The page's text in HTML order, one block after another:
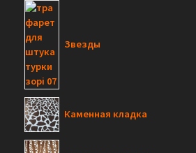
Звезды
Каменная кладка